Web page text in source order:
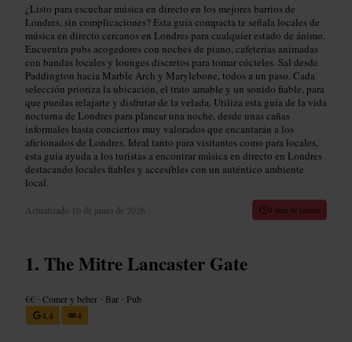
¿Listo para escuchar música en directo en los mejores barrios de
Londres, sin complicaciones? Esta guía compacta te señala locales de
música en directo cercanos en Londres para cualquier estado de ánimo.
Encuentra pubs acogedores con noches de piano, cafeterías animadas
con bandas locales y lounges discretos para tomar cócteles. Sal desde
Paddington hacia Marble Arch y Marylebone, todos a un paso. Cada
selección prioriza la ubicación, el trato amable y un sonido fiable, para
que puedas relajarte y disfrutar de la velada. Utiliza esta guía de la vida
nocturna de Londres para planear una noche, desde unas cañas
informales hasta conciertos muy valorados que encantarán a los
aficionados de Londres. Ideal tanto para visitantes como para locales,
esta guía ayuda a los turistas a encontrar música en directo en Londres
destacando locales fiables y accesibles con un auténtico ambiente
local.
Actualizado 10 de junio de 2026 8 min de lectura
The Mitre Lancaster Gate
€€ •Comer y beber • Bar • Pub
4,4
4